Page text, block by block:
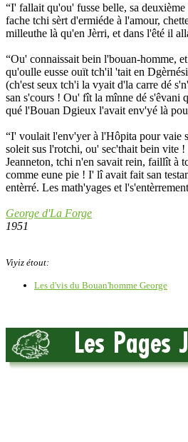
“I' fallait qu'ou' fusse belle, sa
fache tchi sèrt d'ermiéde à l'amour,
milleuthe là qu'en Jèrri, et dans l'êté il
“Ou' connaissait bein l'bouan-homme,
qu'oulle eusse ouït tch'il 'tait en
(ch'est seux tch'i la vyait d'la carre dé
san s'cours ! Ou' fît la mînne dé s'êvani
qué l'Bouan Dgieux l'avait env'yé là
“I' voulait l'env'yer à l'Hôpita pour vaie
soleit sus l'rotchi, ou' sec'thait bein vite
Jeanneton, tchi n'en savait rein, faillît à
comme eune pie ! I' lî avait fait san
entèrré. Les math'yages et
George d'La Forge
1951
Viyiz étout:
Les d'vis du Bouan'homme George